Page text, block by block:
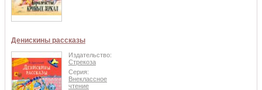
Денискины рассказы
Издательство:
Стрекоза
Серия:
Внеклассное
чтение